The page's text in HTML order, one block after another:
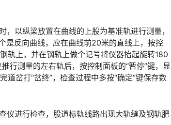
以纵梁放置在曲线的上股为基准轨进行测量，
反向曲线，应在曲线前20米的直线上，按控
轨上，并在钢轨上做个记号将仪器抬起旋转180
行测量的左右轨后，按控制面板的“暂停”键，显
道岔打“岔终”，检查过程中多按“确定”键保存数
仪进行检查，股道标轨线路出现大轨缝及钢轨肥